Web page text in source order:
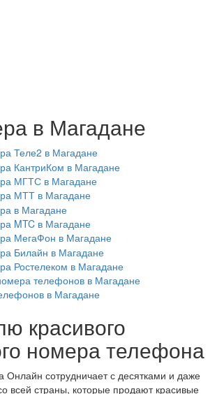
в Магадане
Теле2 в Магадане
КантриКом в Магадане
МГТС в Магадане
МТТ в Магадане
в Магадане
MTC в Магадане
МегаФон в Магадане
Билайн в Магадане
Ростелеком в Магадане
телефонов в Магадане
в Магадане
красивого
номера телефона
сотрудничает с десятками и даже
всей страны, которые продают красивые